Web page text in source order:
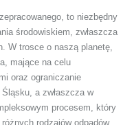
to niezbędny
środowiskiem, zwłaszcza
W trosce o naszą planetę,
mające na celu
oraz ograniczanie
a zwłaszcza w
procesem, który
rodzajów odpadów.